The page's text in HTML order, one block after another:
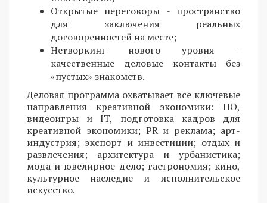
Открытые переговоры - пространство
для заключения реальных
договоренностей на месте;
Нетворкинг нового уровня -
качественные деловые контакты без
«пустых» знакомств.
Деловая программа охватывает все ключевые
направления креативной экономики: ПО,
видеоигры и IT, подготовка кадров для
креативной экономики; PR и реклама; арт-
индустрия; экспорт и инвестиции; отдых и
развлечения; архитектура и урбанистика;
мода и ювелирное дело; гастрономия; кино,
культурное наследие и исполнительское
искусство.